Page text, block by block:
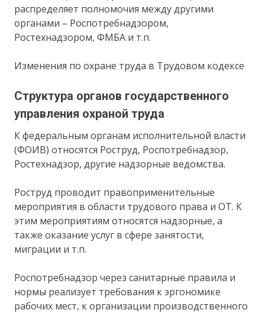
распределяет полномочия между другими
органами – Роспотребнадзором,
Ростехнадзором, ФМБА и т.п.
Изменения по охране труда в Трудовом кодексе
Структура органов государственного
управления охраной труда
К федеральным органам исполнительной власти
(ФОИВ) относятся Роструд, Роспотребнадзор,
Ростехнадзор, другие надзорные ведомства.
Роструд проводит правоприменительные
мероприятия в области трудового права и ОТ. К
этим мероприятиям относятся надзорные, а
также оказание услуг в сфере занятости,
миграции и т.п.
Роспотребнадзор через санитарные правила и
нормы реализует требования к эргономике
рабочих мест, к организации производственного